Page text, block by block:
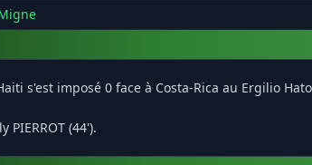
s'est imposé 0 face à Costa-Rica au Ergilio
PIERROT (44').